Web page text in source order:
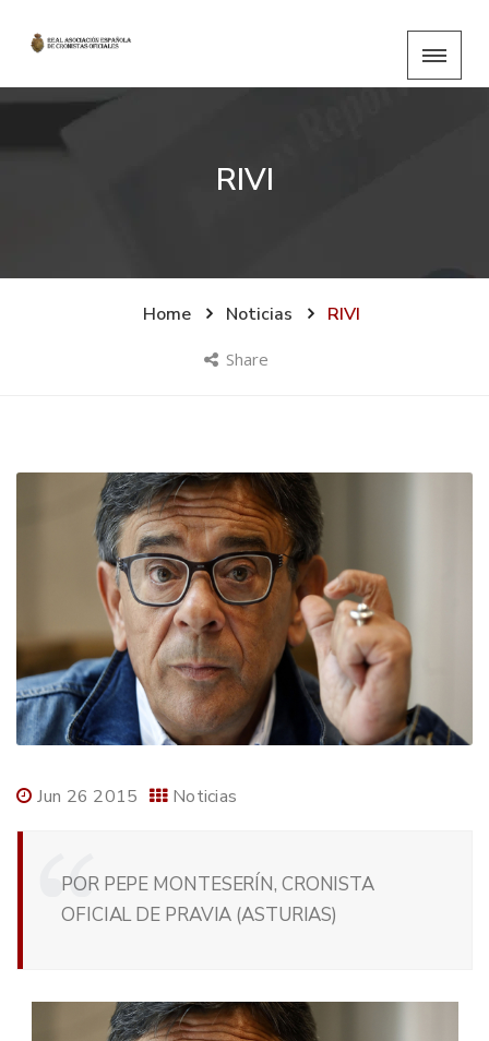
RIVI
Home Noticias RIVI
Share
Jun 26 2015 Noticias
POR PEPE MONTESERÍN, CRONISTA
OFICIAL DE PRAVIA (ASTURIAS)